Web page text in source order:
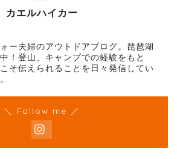
カエルハイカー
ー夫婦のアウトドアブログ。琵琶湖
！登山、キャンプでの経験をもと
そ伝えられることを日々発信してい
＼ Follow me ／